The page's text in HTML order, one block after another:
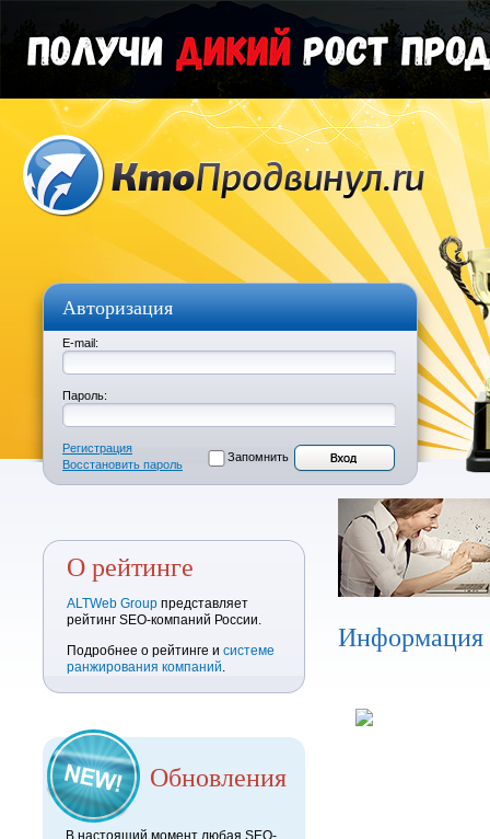
Авторизация
E-mail:
Пароль:
Регистрация
Восстановить пароль
Запомнить
О рейтинге
ALTWeb Group представляет
рейтинг SEO-компаний России.
Подробнее о рейтинге и системе
ранжирования компаний.
Обновления
В настоящий момент любая SEO-
Информация